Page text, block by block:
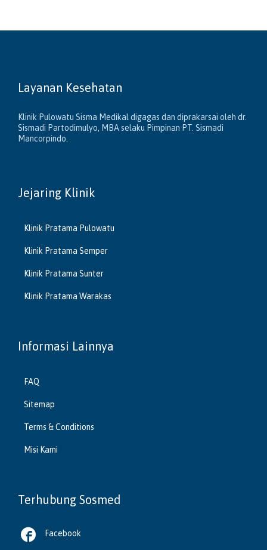
Layanan Kesehatan
Klinik Pulowatu Sisma Medikal digagas dan diprakarsai oleh dr.
Sismadi Partodimulyo, MBA selaku Pimpinan PT. Sismadi
Mancorpindo.
Jejaring Klinik
Klinik Pratama Pulowatu
Klinik Pratama Semper
Klinik Pratama Sunter
Klinik Pratama Warakas
Informasi Lainnya
FAQ
Sitemap
Terms & Conditions
Misi Kami
Terhubung Sosmed
 Facebook